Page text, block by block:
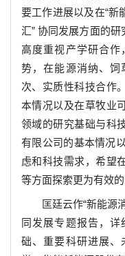
要工作进展以及在“新
汇” 协同发展方面的
高度重视产学研合作
势，在能源消纳、饲
次、实质性科技合作
本情况以及在草牧业
领域的研究基础与科
有限公司的基本情况
虑和科技需求，希望
等方面探索更为有效的
匡廷云作“新能源
同发展专题报告，
础、重要科研进展、